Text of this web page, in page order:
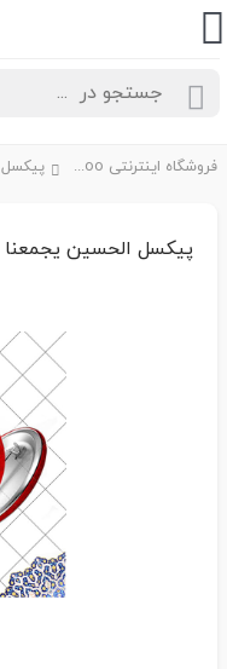
فروشگاه اینترنتی CDhoo پیکسل
پیکسل الحسین یجمعنا